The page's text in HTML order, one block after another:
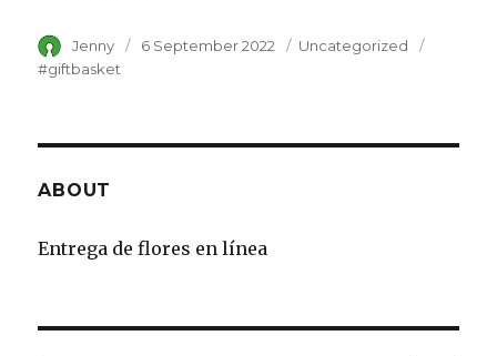
Author
Jenny
Posted
6 September 2022 Category
Uncategorized
#giftbasket
ABOUT
Entrega de flores en línea